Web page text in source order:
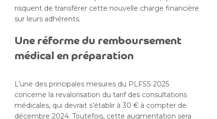
risquent de transférer cette nouvelle charge financière
sur leurs adhérents.
Une réforme du remboursement
médical en préparation
L’une des principales mesures du PLFSS 2025
concerne la revalorisation du tarif des consultations
médicales, qui devrait s’établir à 30 € à compter de
décembre 2024. Toutefois, cette augmentation sera